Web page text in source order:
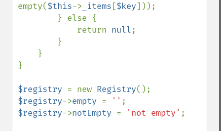
empty($this-> _items [$key]));
            return
null;
}
$registry = new Registry
$registry->empty = ''
$registry->notEmpty = 'not empty' ;